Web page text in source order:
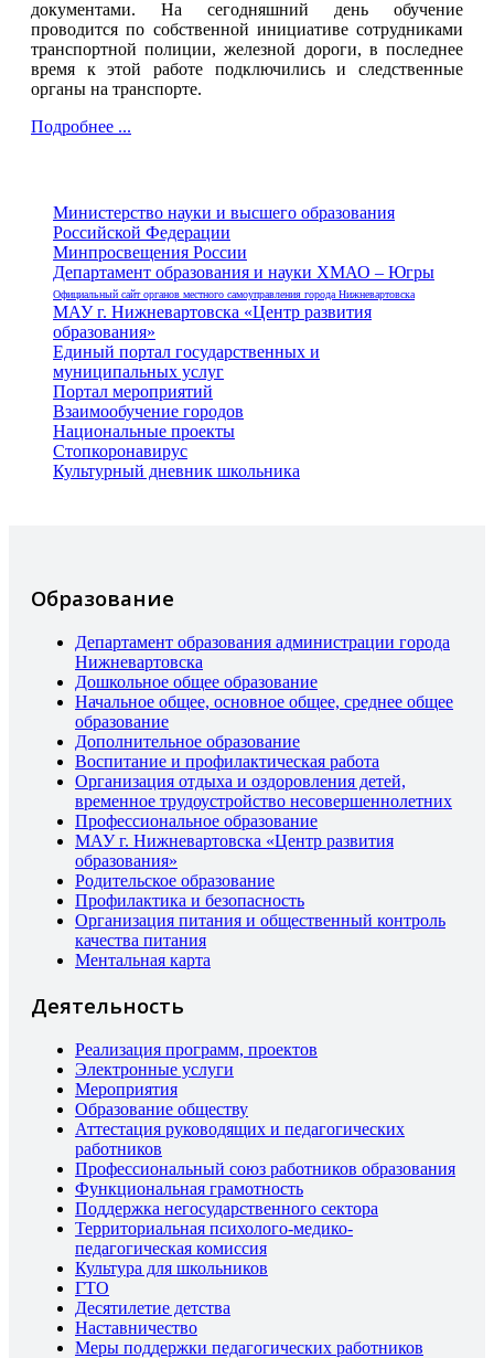
документами. На сегодняшний день обучение
проводится по собственной инициативе сотрудниками
транспортной полиции, железной дороги, в последнее
время к этой работе подключились и следственные
органы на транспорте.
Подробнее ...
Министерство науки и высшего образования
Российской Федерации
Минпросвещения России
Департамент образования и науки ХМАО – Югры
Официальный сайт органов местного самоуправления города Нижневартовска
МАУ г. Нижневартовска «Центр развития
образования»
Единый портал государственных и
муниципальных услуг
Портал мероприятий
Взаимообучение городов
Национальные проекты
Стопкоронавирус
Культурный дневник школьника
Образование
Департамент образования администрации города
Нижневартовска
Дошкольное общее образование
Начальное общее, основное общее, среднее общее
образование
Дополнительное образование
Воспитание и профилактическая работа
Организация отдыха и оздоровления детей,
временное трудоустройство несовершеннолетних
Профессиональное образование
МАУ г. Нижневартовска «Центр развития
образования»
Родительское образование
Профилактика и безопасность
Организация питания и общественный контроль
качества питания
Ментальная карта
Деятельность
Реализация программ, проектов
Электронные услуги
Мероприятия
Образование обществу
Аттестация руководящих и педагогических
работников
Профессиональный союз работников образования
Функциональная грамотность
Поддержка негосударственного сектора
Территориальная психолого-медико-
педагогическая комиссия
Культура для школьников
ГТО
Десятилетие детства
Наставничество
Меры поддержки педагогических работников